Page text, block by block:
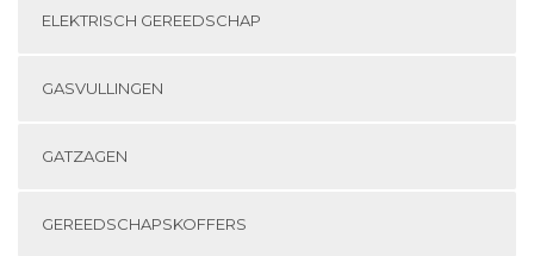
ELEKTRISCH GEREEDSCHAP
GASVULLINGEN
GATZAGEN
GEREEDSCHAPSKOFFERS